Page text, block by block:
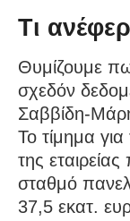
Τι
Θυμίζουμε
σχεδόν
Σαββίδη-
Το τίμημα
της
σταθμό
37,5 εκατ.